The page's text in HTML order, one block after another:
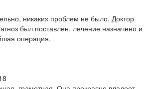
никаких проблем не было. Доктор
был поставлен, лечение назначено и
операция.